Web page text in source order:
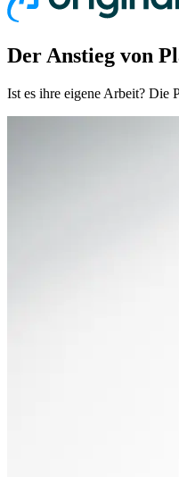
Der Anstieg von
Ist es ihre eigene Arbeit? Die